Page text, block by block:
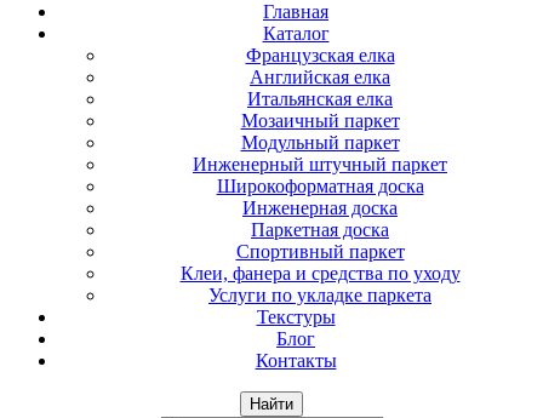
Главная
Каталог
Французская елка
Английская елка
Итальянская елка
Мозаичный паркет
Модульный паркет
Инженерный штучный паркет
Широкоформатная доска
Инженерная доска
Паркетная доска
Спортивный паркет
Клеи, фанера и средства по уходу
Услуги по укладке паркета
Текстуры
Блог
Контакты
Найти